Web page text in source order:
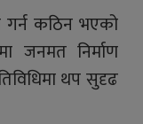
गर्न कठिन भएको
जनमत निर्माण
थप सुदृढ